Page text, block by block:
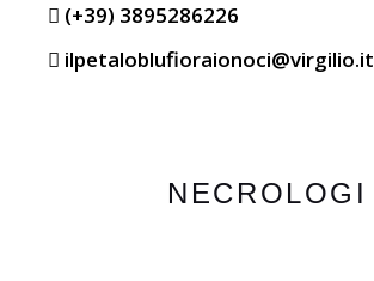
(+39) 3895286226
ilpetaloblufioraionoci@virgilio.it
NECROLOGI